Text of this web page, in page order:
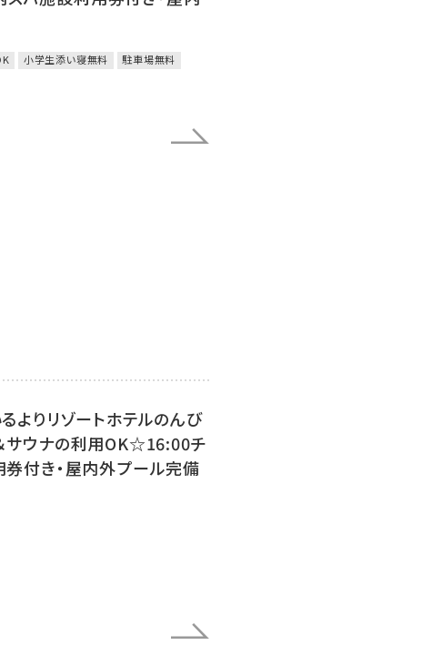
小学生添い寝無料 駐車場無料
よりリゾートホテルのんび
サウナの利用OK☆16:00チ
付き・屋内外プール完備